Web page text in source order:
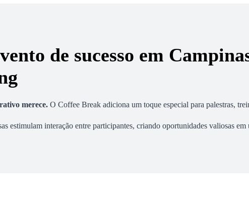
de sucesso em
merece. O Coffee Break adiciona um toque especial para palestras,
estimulam interação entre participantes, criando oportunidades valiosas